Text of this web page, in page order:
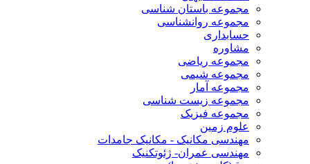
مجموعه باستان شناسی
مجموعه روانشناسی
حسابداری
مشاوره
مجموعه ریاضی
مجموعه شیمی
مجموعه آمار
مجموعه زیست شناسی
مجموعه فیزیک
علوم زمین
مهندسی مکانیک - مکانیک جامدات
مهندسی عمران- ژئوتکنیک